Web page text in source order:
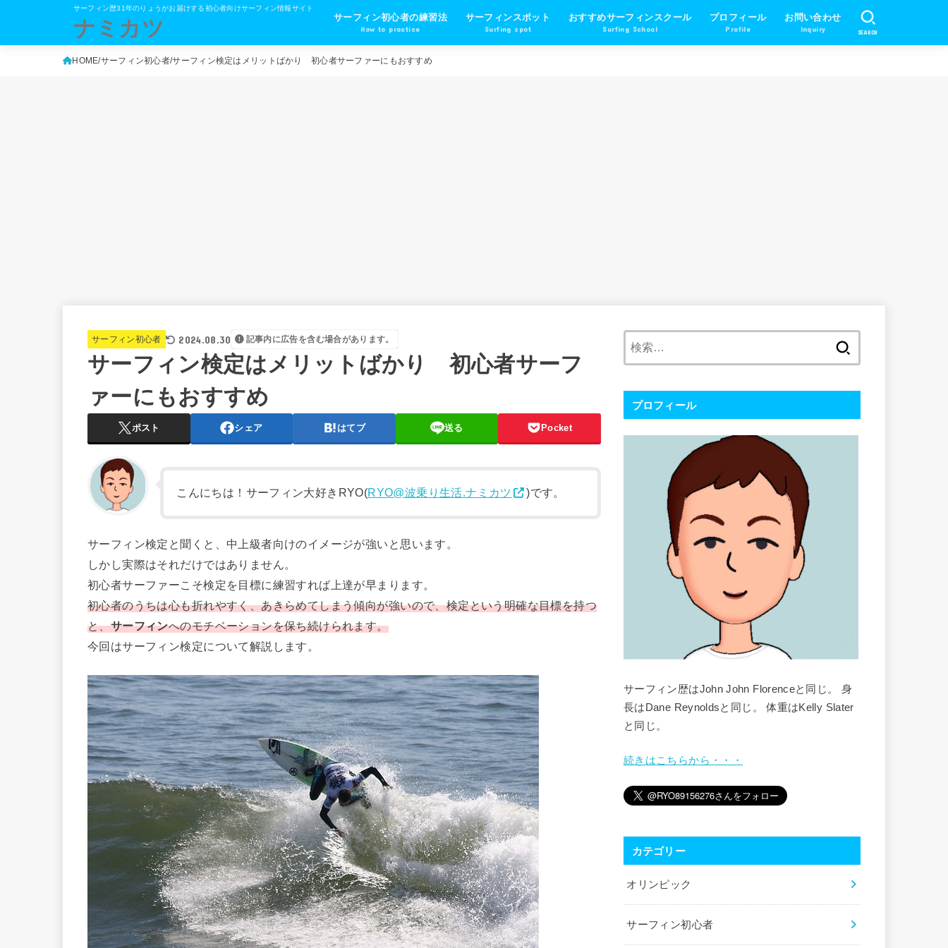
サーフィン歴31年のりょうがお届けする初心者向けサーフィン情報サイト
ナミカツ サーフィン初心者の練習法
How to practice
サーフィンスポット
Surfing spot
おすすめサーフィンスクール
Surfing School
プロフィール
Profile
お問い合わせ
Inquiry SEARCH
HOME サーフィン初心者 サーフィン検定はメリットばかり 初心者サーファーにもおすすめ
サーフィン初心者 2024.08.30 記事内に広告を含む場合があります。
サーフィン検定はメリットばかり 初心者サーフ
ァーにもおすすめ
ポスト シェア はてブ 送る Pocket
こんにちは！サーフィン大好きRYO(RYO@波乗り生活.ナミカツ )です。
サーフィン検定と聞くと、中上級者向けのイメージが強いと思います。
しかし実際はそれだけではありません。
初心者サーファーこそ検定を目標に練習すれば上達が早まります。
初心者のうちは心も折れやすく、あきらめてしまう傾向が強いので、検定という明確な目標を持つ
と、サーフィンへのモチベーションを保ち続けられます。
今回はサーフィン検定について解説します。
プロフィール
サーフィン歴はJohn John Florenceと同じ。 身
長はDane Reynoldsと同じ。 体重はKelly Slater
と同じ。
続きはこちらから・・・
カテゴリー
オリンピック
サーフィン初心者